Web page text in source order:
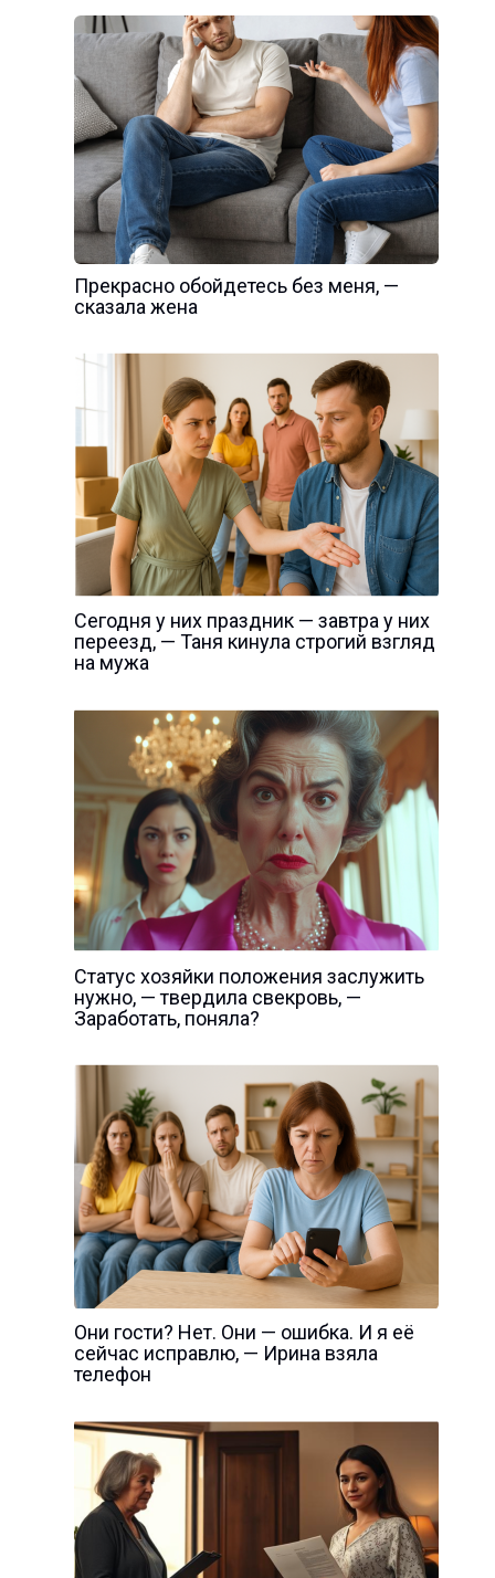
Прекрасно обойдетесь без меня, —
сказала жена
Сегодня у них праздник — завтра у них
переезд, — Таня кинула строгий взгляд
на мужа
Статус хозяйки положения заслужить
нужно, — твердила свекровь, —
Заработать, поняла?
Они гости? Нет. Они — ошибка. И я её
сейчас исправлю, — Ирина взяла
телефон